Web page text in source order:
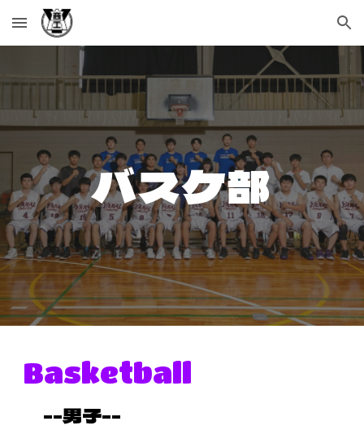
Skip to main content Skip to navigation
バスケ部
Basketball
--男子--